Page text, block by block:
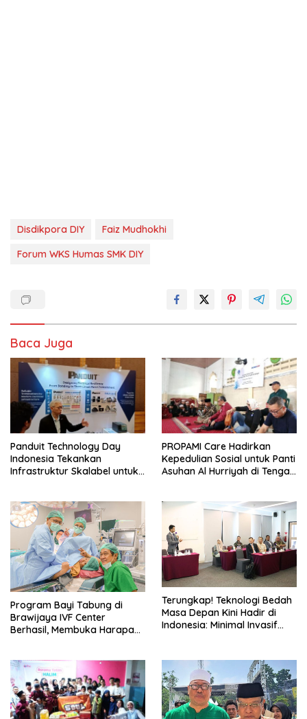
Disdikpora DIY
Faiz Mudhokhi
Forum WKS Humas SMK DIY
Baca Juga
Panduit Technology Day
Indonesia Tekankan
Infrastruktur Skalabel untuk
PROPAMI Care Hadirkan
Kepedulian Sosial untuk Panti
Asuhan Al Hurriyah di Tengah
Program Bayi Tabung di
Brawijaya IVF Center
Berhasil, Membuka Harapan
Menginginkan Anak
Terungkap! Teknologi Bedah
Masa Depan Kini Hadir di
Indonesia: Minimal Invasif